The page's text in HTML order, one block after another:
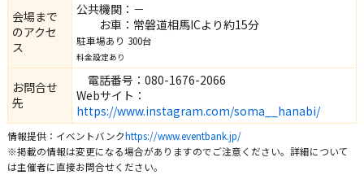
会場まで
のアクセ
ス
公共機関：－
お車：常磐道相馬ICより約15分
駐車場あり 300台
料金設定あり
お問合せ
先
電話番号：080-1676-2066
Webサイト：
https://www.instagram.com/soma__hanabi/
情報提供：イベントバンクhttps://www.eventbank.jp/
※掲載の情報は変更になる場合がありますのでご注意ください。詳細について
は主催者に直接お問合せください。